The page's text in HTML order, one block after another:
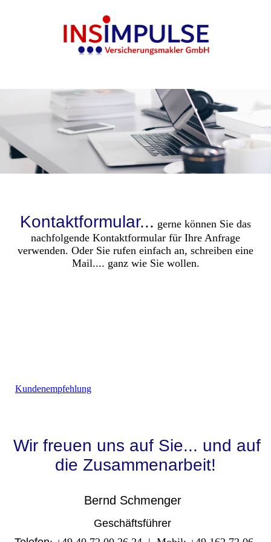
Kontaktformular... gerne können Sie das
nachfolgende Kontaktformular für Ihre Anfrage
verwenden. Oder Sie rufen einfach an, schreiben eine
Mail.... ganz wie Sie wollen.
Kundenempfehlung
Wir freuen uns auf Sie... und auf
die Zusammenarbeit!
Bernd Schmenger
Geschäftsführer